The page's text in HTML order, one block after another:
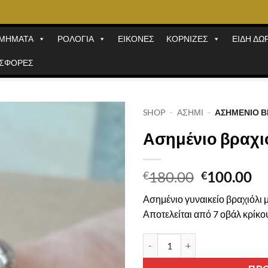
ΡΟΛΟΓΙΑ ΕΙΚΟΝΕΣ ΚΟΡΝΙΖΕΣ ΕΙΔΗ
SHOP - ΑΣΗΜΙ - ΑΣΗΜΈΝΙΟ
Ασημένιο
€180.00 Original
was:
€180.00.
€100.00Η
Ασημένιο γυναικείο
Αποτελείται από 7 οβάλ